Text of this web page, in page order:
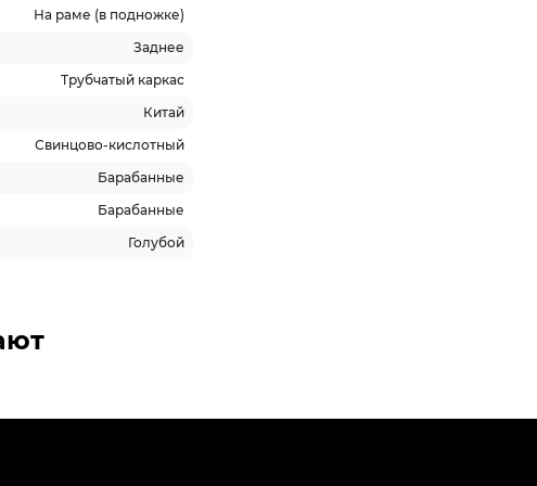
На раме (в подножке)
Заднее
Трубчатый каркас
Китай
Свинцово-кислотный
Барабанные
Барабанные
Голубой